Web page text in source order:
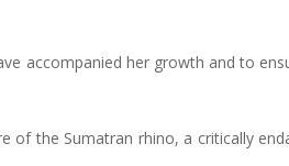
accompanied her growth and to
the Sumatran rhino, a critically